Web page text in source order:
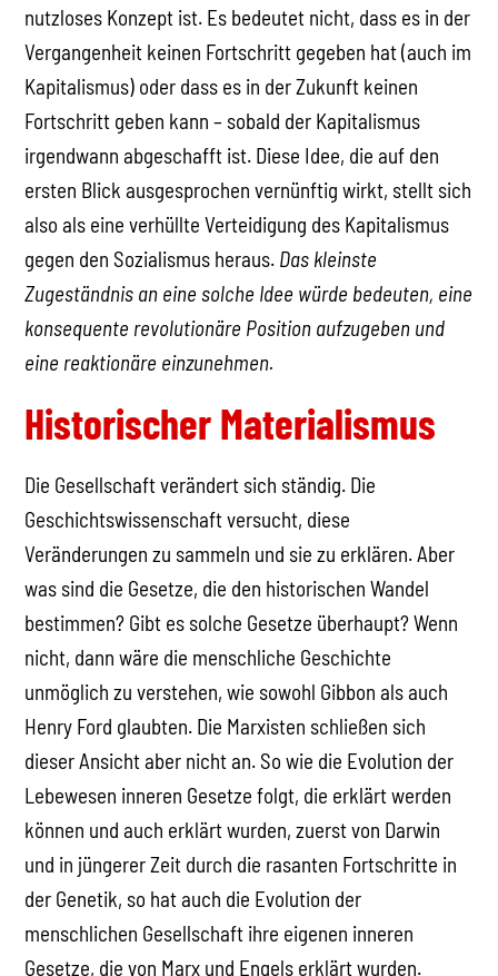
nutzloses Konzept ist. Es bedeutet nicht, dass es in der
Vergangenheit keinen Fortschritt gegeben hat (auch im
Kapitalismus) oder dass es in der Zukunft keinen
Fortschritt geben kann – sobald der Kapitalismus
irgendwann abgeschafft ist. Diese Idee, die auf den
ersten Blick ausgesprochen vernünftig wirkt, stellt sich
also als eine verhüllte Verteidigung des Kapitalismus
gegen den Sozialismus heraus. Das kleinste
Zugeständnis an eine solche Idee würde bedeuten, eine
konsequente revolutionäre Position aufzugeben und
eine reaktionäre einzunehmen.
Historischer Materialismus
Die Gesellschaft verändert sich ständig. Die
Geschichtswissenschaft versucht, diese
Veränderungen zu sammeln und sie zu erklären. Aber
was sind die Gesetze, die den historischen Wandel
bestimmen? Gibt es solche Gesetze überhaupt? Wenn
nicht, dann wäre die menschliche Geschichte
unmöglich zu verstehen, wie sowohl Gibbon als auch
Henry Ford glaubten. Die Marxisten schließen sich
dieser Ansicht aber nicht an. So wie die Evolution der
Lebewesen inneren Gesetze folgt, die erklärt werden
können und auch erklärt wurden, zuerst von Darwin
und in jüngerer Zeit durch die rasanten Fortschritte in
der Genetik, so hat auch die Evolution der
menschlichen Gesellschaft ihre eigenen inneren
Gesetze, die von Marx und Engels erklärt wurden.